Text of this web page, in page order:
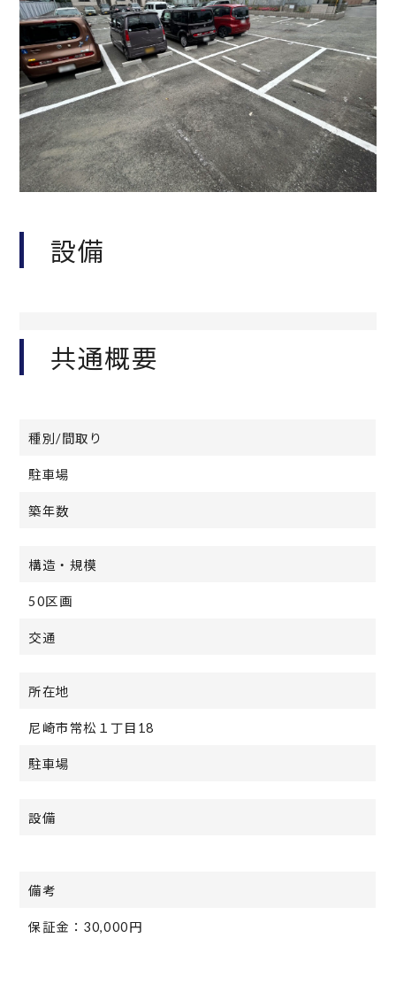
設備
共通概要
種別/間取り
駐車場
築年数
構造・規模
50区画
交通
所在地
尼崎市常松１丁目18
駐車場
設備
備考
保証金：30,000円